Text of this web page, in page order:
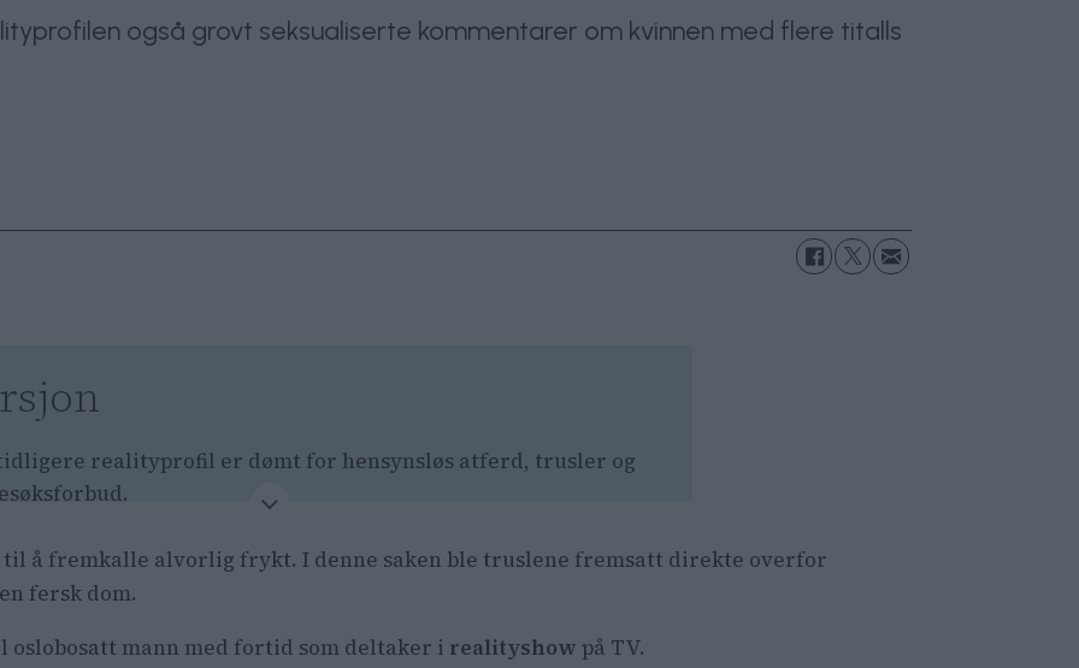
også grovt seksualiserte kommentarer om kvinnen med flere titalls
realityprofil er dømt for hensynsløs atferd, trusler og
han krenkende, seksualiserte kommentarer om henne i
idømte mannen ubetinget fengsel.
å fremkalle alvorlig frykt. I denne saken ble truslene fremsatt direkte overfor
fersk dom.
oslobosatt mann med fortid som deltaker i realityshow på TV.